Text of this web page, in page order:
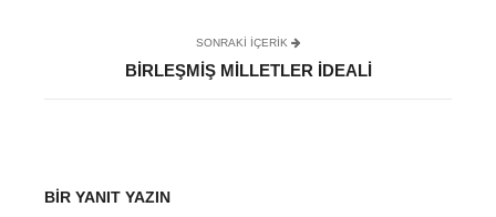
SONRAKI IÇERIK
BIRLEŞMIŞ MILLETLER İDEALI
BIR YANIT YAZIN